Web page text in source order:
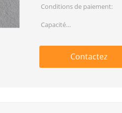
Conditions de paiement:
Capacité
Contactez